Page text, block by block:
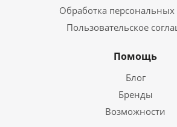
Обработка
Пользовательское
Помощь
Блог
Бренды
Возможности